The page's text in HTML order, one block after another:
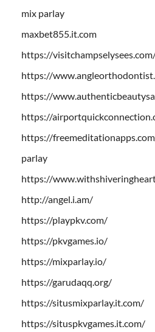
mix parlay
maxbet855.it.com
https://
https://
https://
https://
https://
parlay
https://
http://angel.i.am/
https://playpkv.com/
https://pkvgames.io/
https://mixparlay.io/
https://garudaqq.org/
https://situsmixparlay.it.com/
https://situspkvgames.it.com/